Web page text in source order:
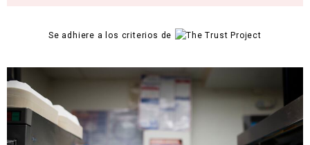
Se adhiere a los criterios de